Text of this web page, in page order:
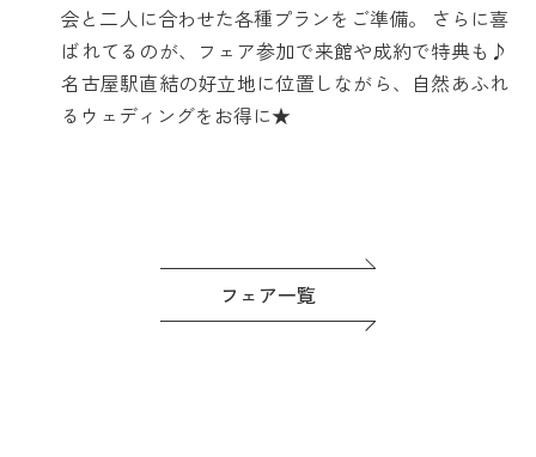
会と二人に合わせた各種プランをご準備。 さらに喜
ばれてるのが、フェア参加で来館や成約で特典も♪
名古屋駅直結の好立地に位置しながら、自然あふれ
るウェディングをお得に★
フェア一覧